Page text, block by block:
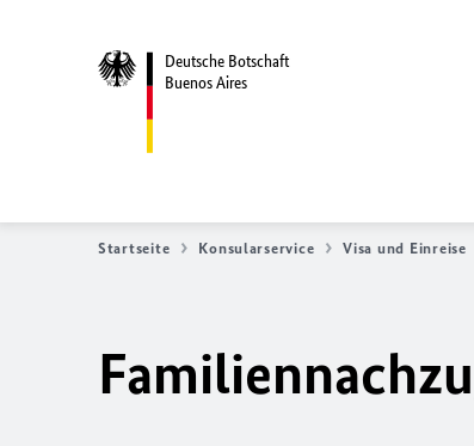
Deutsche Botschaft
Buenos Aires
Startseite Konsularservice Visa und Einreise